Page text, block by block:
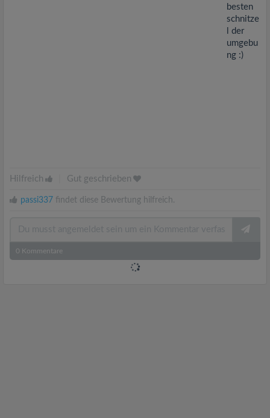
besten
schnitze
l der
umgebu
ng :)
Hilfreich Gut geschrieben
passi337 findet diese Bewertung hilfreich.
0 Kommentare